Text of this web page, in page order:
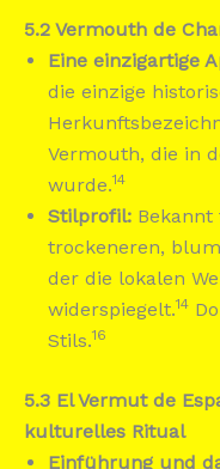
5.2 Vermouth de
Eine einzigartige
die einzige
Vermouth, die in
wurde.14
Stilprofil:
trockeneren,
der die lokalen
widerspiegelt.14
Stils.16
5.3 El Vermut de
kulturelles Ritual
Einführung und